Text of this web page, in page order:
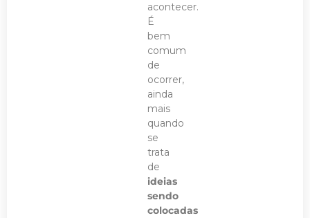
acontecer.
É
bem
comum
de
ocorrer,
ainda
mais
quando
se
trata
de
ideias
sendo
colocadas